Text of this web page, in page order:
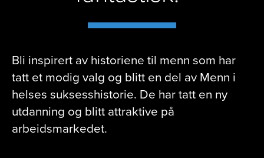
Bli inspirert av historiene til menn som har
tatt et modig valg og blitt en del av Menn i
helses suksesshistorie. De har tatt en ny
utdanning og blitt attraktive på
arbeidsmarkedet.